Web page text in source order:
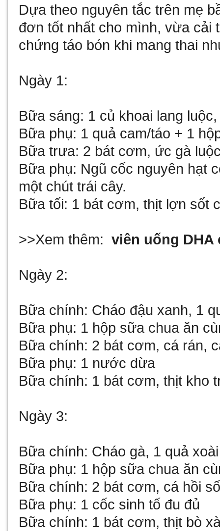
Dựa theo nguyên tắc trên mẹ
đơn tốt nhất cho mình, vừa cải
chứng táo bón khi mang thai
Ngày 1:
Bữa sáng: 1 củ khoai lang
Bữa phụ: 1 quả cam/táo + 1
Bữa trưa: 2 bát cơm, ức gà
Bữa phụ: Ngũ cốc nguyên hạt
một chút trái cây.
Bữa tối: 1 bát cơm, thịt lợn sốt
>>Xem thêm:viên uống DHA
Ngày 2:
Bữa chính: Cháo đậu xanh, 1
Bữa phụ: 1 hộp sữa chua ăn
Bữa chính: 2 bát cơm, cá rán,
Bữa phụ: 1 nước dừa
Bữa chính: 1 bát cơm, thịt kho
Ngày 3:
Bữa chính: Cháo gà, 1 quả
Bữa phụ: 1 hộp sữa chua ăn
Bữa chính: 2 bát cơm, cá hồi
Bữa phụ: 1 cốc sinh tố đu đủ
Bữa chính: 1 bát cơm, thịt bò